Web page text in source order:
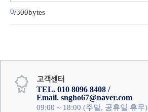
0/300bytes
TEL. 010 8096 8408 /
Email. sngho67@naver.com
09:00 ~ 18:00 (주말, 공휴일 휴무)